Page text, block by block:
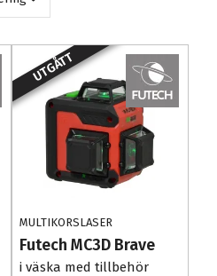
UTGÅTT
MULTIKORSLASER
Futech MC3D Brave
i väska med tillbehör